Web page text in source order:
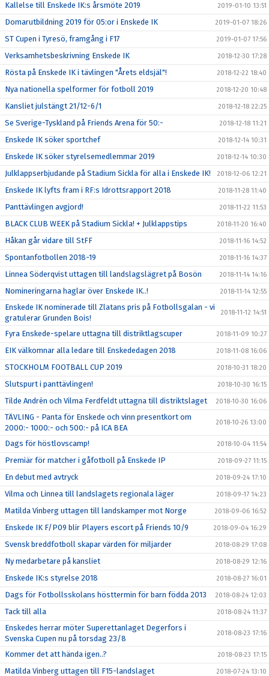
Kallelse till Enskede IK:s årsmöte 2019 2019-01-10 13:51
Domarutbildning 2019 för 05:or i Enskede IK 2019-01-07 18:26
ST Cupen i Tyresö, framgång i F17 2019-01-07 17:56
Verksamhetsbeskrivning Enskede IK 2018-12-30 17:28
Rösta på Enskede IK i tävlingen "Årets eldsjäl"! 2018-12-22 18:40
Nya nationella spelformer för fotboll 2019 2018-12-20 10:48
Kansliet julstängt 21/12-6/1 2018-12-18 22:25
Se Sverige-Tyskland på Friends Arena för 50:- 2018-12-18 11:21
Enskede IK söker sportchef 2018-12-14 10:31
Enskede IK söker styrelsemedlemmar 2019 2018-12-14 10:30
Julklappserbjudande på Stadium Sickla för alla i Enskede IK! 2018-12-06 12:21
Enskede IK lyfts fram i RF:s Idrottsrapport 2018 2018-11-28 11:40
Panttävlingen avgjord! 2018-11-22 11:53
BLACK CLUB WEEK på Stadium Sickla! + Julklappstips 2018-11-20 16:40
Håkan går vidare till StFF 2018-11-16 14:52
Spontanfotbollen 2018-19 2018-11-16 14:37
Linnea Söderqvist uttagen till landslagslägret på Bosön 2018-11-14 14:16
Nomineringarna haglar över Enskede IK..! 2018-11-14 12:55
Enskede IK nominerade till Zlatans pris på Fotbollsgalan - vi
gratulerar Grunden Bois!
2018-11-12 14:51
Fyra Enskede-spelare uttagna till distriktlagscuper 2018-11-09 10:27
EIK välkomnar alla ledare till Enskededagen 2018 2018-11-08 16:06
STOCKHOLM FOOTBALL CUP 2019 2018-10-31 18:20
Slutspurt i panttävlingen! 2018-10-30 16:15
Tilde Andrén och Vilma Ferdfeldt uttagna till distriktslaget 2018-10-30 16:06
TÄVLING - Panta för Enskede och vinn presentkort om
2000:- 1000:- och 500:- på ICA BEA
2018-10-26 13:00
Dags för höstlovscamp! 2018-10-04 11:54
Premiär för matcher i gåfotboll på Enskede IP 2018-09-27 11:15
En debut med avtryck 2018-09-24 17:10
Vilma och Linnea till landslagets regionala läger 2018-09-17 14:23
Matilda Vinberg uttagen till landskamper mot Norge 2018-09-06 16:52
Enskede IK F/P09 blir Players escort på Friends 10/9 2018-09-04 16:29
Svensk breddfotboll skapar värden för miljarder 2018-08-29 17:08
Ny medarbetare på kansliet 2018-08-29 12:16
Enskede IK:s styrelse 2018 2018-08-27 16:01
Dags för Fotbollsskolans hösttermin för barn födda 2013 2018-08-24 12:03
Tack till alla 2018-08-24 11:37
Enskedes herrar möter Superettanlaget Degerfors i
Svenska Cupen nu på torsdag 23/8
2018-08-23 17:16
Kommer det att hända igen..? 2018-08-23 17:15
Matilda Vinberg uttagen till F15-landslaget 2018-07-24 13:10